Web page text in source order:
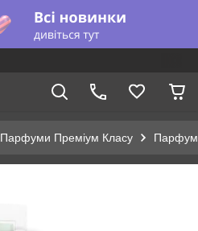
Парфуми Преміум Класу